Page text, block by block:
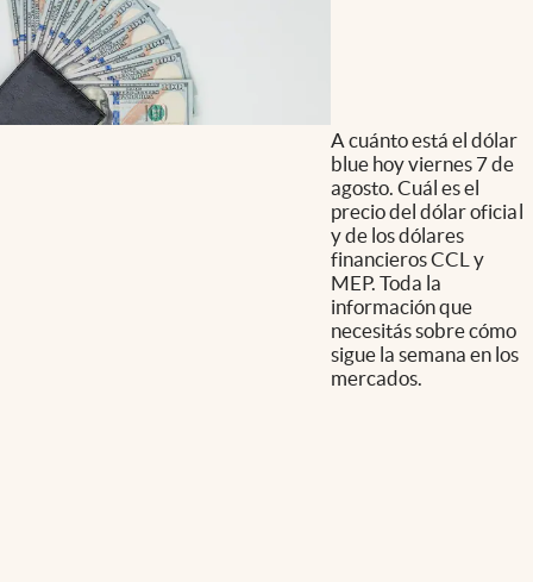
A cuánto está el dólar
blue hoy viernes 7 de
agosto. Cuál es el
precio del dólar oficial
y de los dólares
financieros CCL y
MEP. Toda la
información que
necesitás sobre cómo
sigue la semana en los
mercados.